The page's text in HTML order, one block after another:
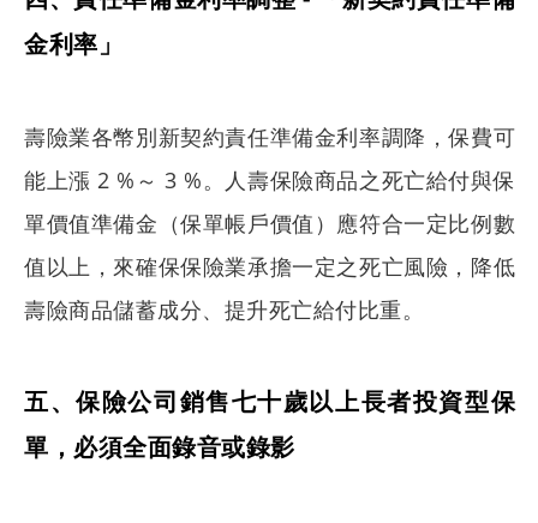
金利率」
壽險業各幣別新契約責任準備金利率調降，保費可
能上漲 2 %～ 3 %。人壽保險商品之死亡給付與保
單價值準備金（保單帳戶價值）應符合一定比例數
值以上，來確保保險業承擔一定之死亡風險，降低
壽險商品儲蓄成分、提升死亡給付比重。
五、保險公司銷售七十歲以上長者投資型保
單，必須全面錄音或錄影